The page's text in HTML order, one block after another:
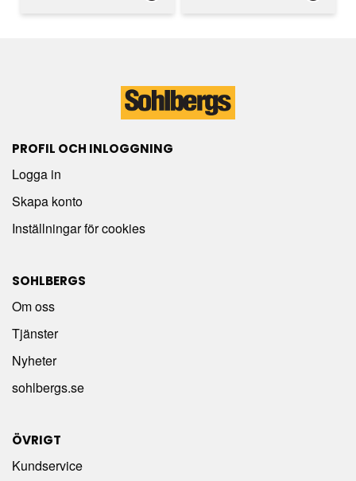
PROFIL OCH INLOGGNING
Logga in
Skapa konto
Inställningar för cookies
SOHLBERGS
Om oss
Tjänster
Nyheter
sohlbergs.se
ÖVRIGT
Kundservice